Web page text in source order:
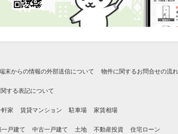
末からの情報の外部送信について 物件に関するお問合せの流れ
する表記について
家 賃貸マンション 駐車場 家賃相場
一戸建て 中古一戸建て 土地 不動産投資 住宅ローン